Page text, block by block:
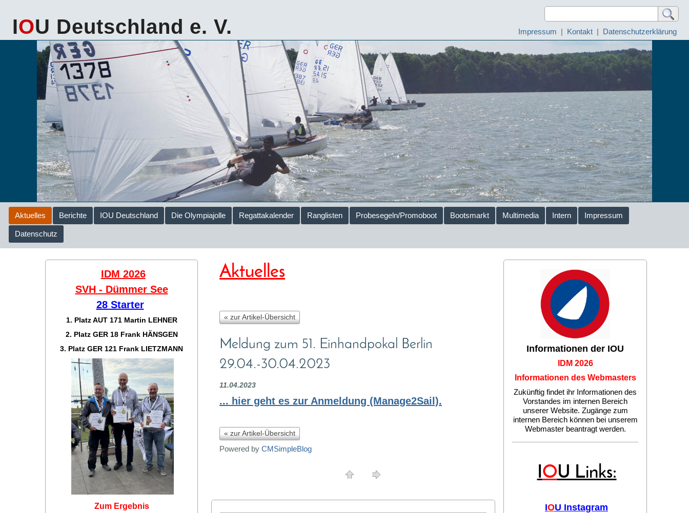
IOU Deutschland e. V. Impressum | Kontakt | Datenschutzerklärung
Aktuelles Berichte IOU Deutschland Die Olympiajolle Regattakalender Ranglisten Probesegeln/Promoboot Bootsmarkt Multimedia Intern Impressum
Datenschutz
Aktuelles
« zur Artikel-Übersicht
Meldung zum 51. Einhandpokal Berlin
29.04.-30.04.2023
11.04.2023
... hier geht es zur Anmeldung (Manage2Sail).
« zur Artikel-Übersicht
Powered by CMSimpleBlog
Informationen der IOU
IDM 2026
Informationen des Webmasters
Zukünftig findet ihr Informationen des
Vorstandes im internen Bereich
unserer Website. Zugänge zum
internen Bereich können bei unserem
Webmaster beantragt werden.
IOU Links:
IOU Instagram
IDM 2026
SVH - Dümmer See
28 Starter
1. Platz AUT 171 Martin LEHNER
2. Platz GER 18 Frank HÄNSGEN
3. Platz GER 121 Frank LIETZMANN
Zum Ergebnis